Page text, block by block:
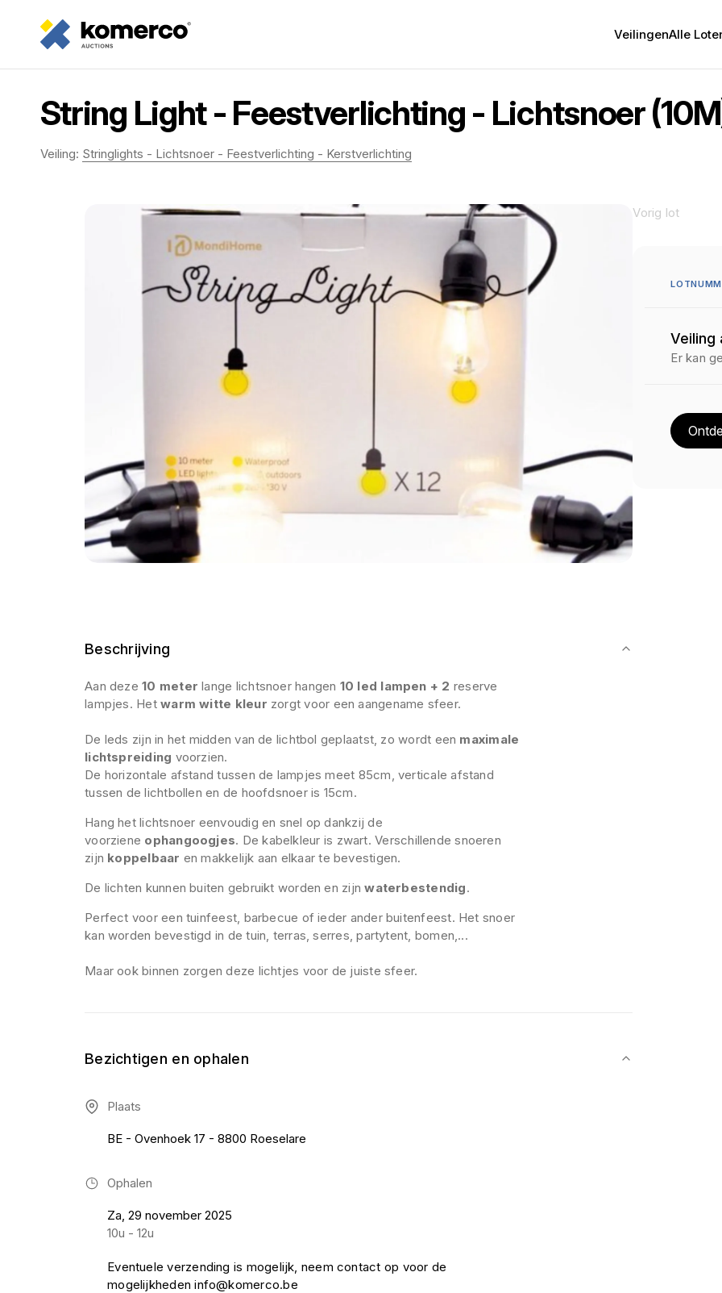
VeilingenAlle
String Light - Feestverlichting - Lichtsnoer
Veiling: Stringlights - Lichtsnoer - Feestverlichting - Kerstverlichting
Beschrijving
Aan deze10 meter lange lichtsnoer hangen 10 led lampen + 2 reserve
lampjes. Hetwarm witte kleur zorgt voor een aangename sfeer.
De leds zijn in het midden van de lichtbol geplaatst, zo wordt een maximale
lichtspreiding voorzien.
De horizontale afstand tussen de lampjes meet 85cm, verticale afstand
tussen de lichtbollen en de hoofdsnoer is 15cm.
Hang het lichtsnoer eenvoudig en snel op dankzij de
voorziene ophangoogjes. De kabelkleur is zwart. Verschillende snoeren
zijn koppelbaar en makkelijk aan elkaar te bevestigen.
De lichten kunnen buiten gebruikt worden en zijnwaterbestendig.
Perfect voor een tuinfeest, barbecue of ieder ander buitenfeest. Het snoer
kan worden bevestigd in de tuin, terras, serres, partytent, bomen,...
Maar ook binnen zorgen deze lichtjes voor de juiste sfeer.
Bezichtigen en ophalen
Plaats
BE - Ovenhoek 17 - 8800 Roeselare
Ophalen
Za, 29 november 2025
10u - 12u
Eventuele verzending is mogelijk, neem contact op voor de
mogelijkheden info@komerco.be
Vorig lot
Veiling
Er kan